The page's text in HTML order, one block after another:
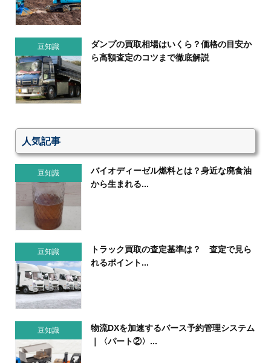
豆知識
ダンプの買取相場はいくら？価格の目安か
ら高額査定のコツまで徹底解説
人気記事
豆知識
バイオディーゼル燃料とは？身近な廃食油
から生まれる...
豆知識
トラック買取の査定基準は？ 査定で見ら
れるポイント...
豆知識
物流DXを加速するバース予約管理システム
｜〈パート②〉...